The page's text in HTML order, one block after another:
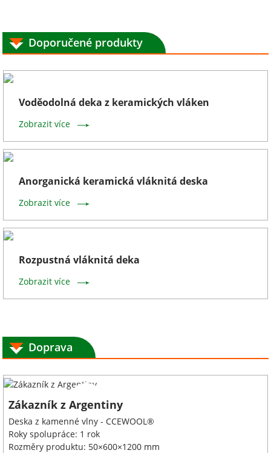
Doporučené produkty
Voděodolná deka z keramických vláken
Zobrazit více
Anorganická keramická vláknitá deska
Zobrazit více
Rozpustná vláknitá deka
Zobrazit více
Doprava
Zákazník z Argentiny
Deska z kamenné vlny - CCEWOOL®
Roky spolupráce: 1 rok
Rozměry produktu: 50×600×1200 mm